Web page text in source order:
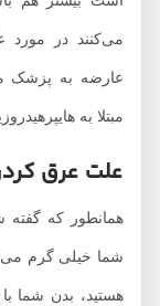
می‌کنند در مورد
عارضه به پزشک
مبتلا به
علت عرق کردن
همانطور که گفته
شما خیلی گرم می‌شود
هستید، بدن شما با